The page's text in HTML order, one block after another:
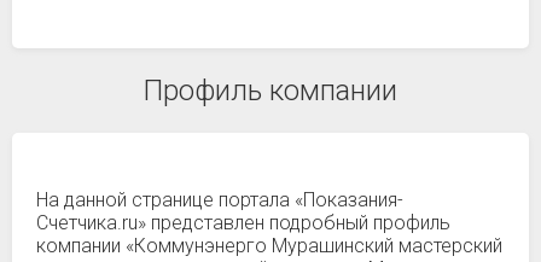
Профиль компании
На данной странице портала «Показания-
Счетчика.ru» представлен подробный профиль
компании «Коммунэнерго Мурашинский мастерский